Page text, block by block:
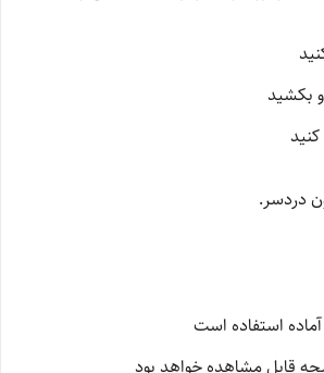
بکشید
دردسر.
استفاده است
قابل مشاهده خواهد بود